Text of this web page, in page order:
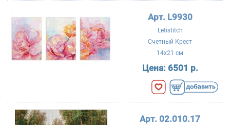
Арт. L9930
Letistitch
Счетный Крест
14x21 см
Цена: 6501 р.
Арт. 02.010.17